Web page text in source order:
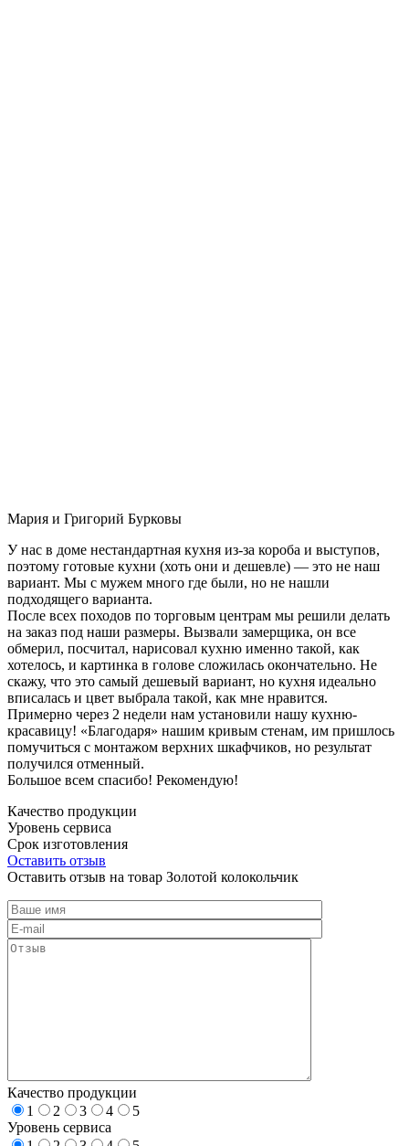
Мария и Григорий Бурковы
У нас в доме нестандартная кухня из-за короба и выступов,
поэтому готовые кухни (хоть они и дешевле) — это не наш
вариант. Мы с мужем много где были, но не нашли
подходящего варианта.
После всех походов по торговым центрам мы решили делать
на заказ под наши размеры. Вызвали замерщика, он все
обмерил, посчитал, нарисовал кухню именно такой, как
хотелось, и картинка в голове сложилась окончательно. Не
скажу, что это самый дешевый вариант, но кухня идеально
вписалась и цвет выбрала такой, как мне нравится.
Примерно через 2 недели нам установили нашу кухню-
красавицу! «Благодаря» нашим кривым стенам, им пришлось
помучиться с монтажом верхних шкафчиков, но результат
получился отменный.
Большое всем спасибо! Рекомендую!
Качество продукции
Уровень сервиса
Срок изготовления
Оставить отзыв
Оставить отзыв на товар Золотой колокольчик
Качество продукции
1
2 3 4
5
Уровень сервиса